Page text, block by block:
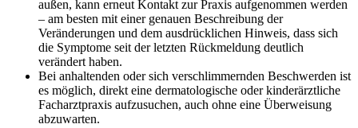
außen, kann erneut Kontakt zur Praxis aufgenommen werden
– am besten mit einer genauen Beschreibung der
Veränderungen und dem ausdrücklichen Hinweis, dass sich
die Symptome seit der letzten Rückmeldung deutlich
verändert haben.
Bei anhaltenden oder sich verschlimmernden Beschwerden ist
es möglich, direkt eine dermatologische oder kinderärztliche
Facharztpraxis aufzusuchen, auch ohne eine Überweisung
abzuwarten.